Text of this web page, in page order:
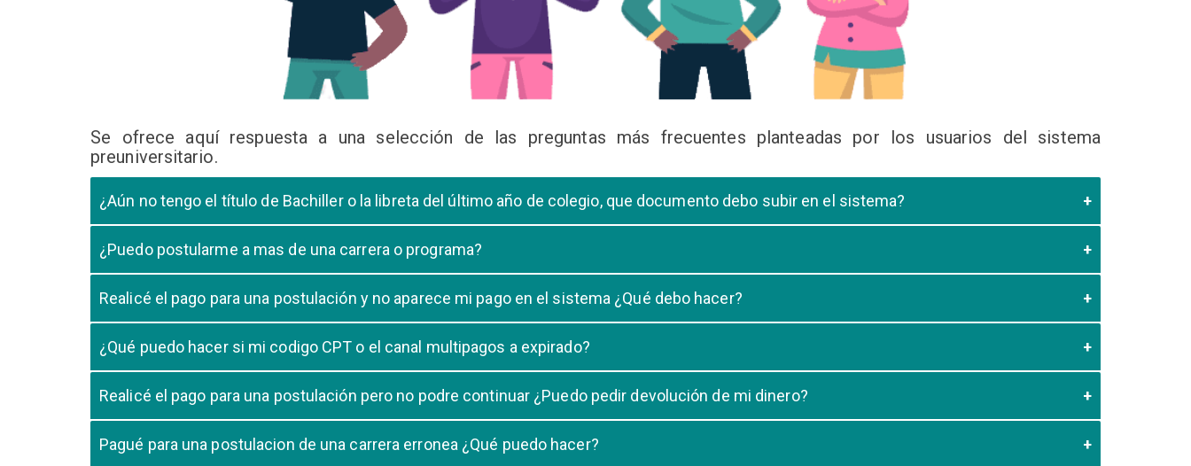
Se ofrece aquí respuesta a una selección de las preguntas más frecuentes planteadas por los usuarios del sistema
preuniversitario.
¿Aún no tengo el título de Bachiller o la libreta del último año de colegio, que documento debo subir en el sistema?
cursando el ultimo año.
¿Puedo postularme a mas de una carrera o programa?
Realicé el pago para una postulación y no aparece mi pago en el sistema ¿Qué debo hacer?
pago, debe comunicarse con su unidad de admisión e indicar que no se registró su pago.
¿Qué puedo hacer si mi codigo CPT o el canal multipagos a expirado?
su postulación.
Realicé el pago para una postulación pero no podre continuar ¿Puedo pedir devolución de mi dinero?
Pagué para una postulacion de una carrera erronea ¿Qué puedo hacer?